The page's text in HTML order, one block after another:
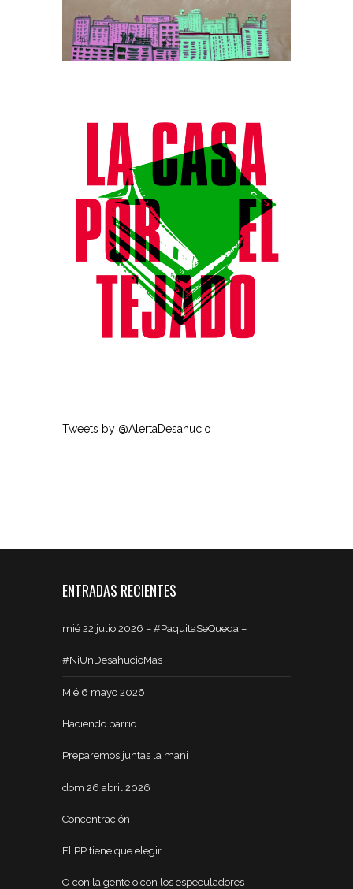
Tweets by @AlertaDesahucio
ENTRADAS RECIENTES
mié 22 julio 2026 – #PaquitaSeQueda –
#NiUnDesahucioMas
Mié 6 mayo 2026
Haciendo barrio
Preparemos juntas la mani
dom 26 abril 2026
Concentración
El PP tiene que elegir
O con la gente o con los especuladores